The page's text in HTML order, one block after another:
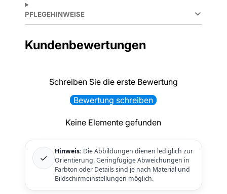
PFLEGEHINWEISE
Kundenbewertungen
Schreiben Sie die erste Bewertung
Bewertung schreiben
Keine Elemente gefunden
✓
Hinweis: Die Abbildungen dienen lediglich zur
Orientierung. Geringfügige Abweichungen in
Farbton oder Details sind je nach Material und
Bildschirmeinstellungen möglich.